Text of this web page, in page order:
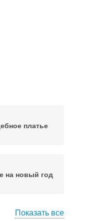
платье
на новый год
Показать все